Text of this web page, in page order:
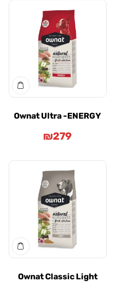
Ownat Ultra -ENERGY
₪
Ownat Classic Light